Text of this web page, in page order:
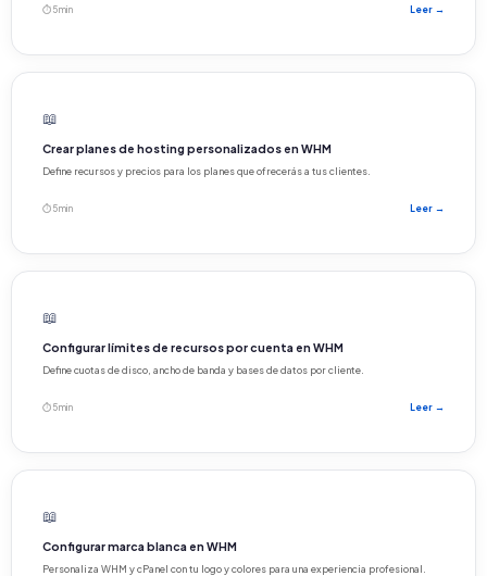
⏱ 5 min Leer →
📖
Crear planes de hosting personalizados en WHM
Define recursos y precios para los planes que ofrecerás a tus clientes.
⏱ 5 min Leer →
📖
Configurar límites de recursos por cuenta en WHM
Define cuotas de disco, ancho de banda y bases de datos por cliente.
⏱ 5 min Leer →
📖
Configurar marca blanca en WHM
Personaliza WHM y cPanel con tu logo y colores para una experiencia profesional.